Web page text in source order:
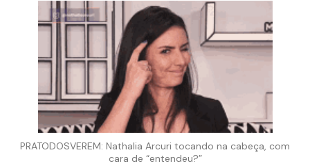
PRATODOSVEREM: Nathalia Arcuri tocando na cabeça, com
cara de “entendeu?”